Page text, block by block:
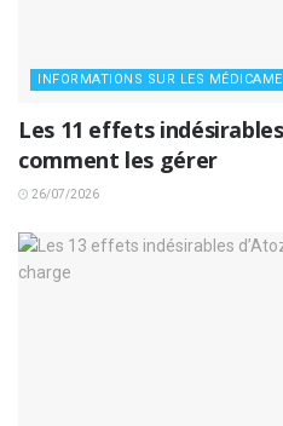
INFORMATIONS SUR LES
Les 11 effets
comment les gérer
26/07/2026